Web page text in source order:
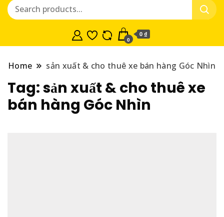
0
0 ₫
Home sản xuất & cho thuê xe bán hàng Góc Nhìn
Tag:sản xuất & cho thuê xe
bán hàng Góc Nhìn